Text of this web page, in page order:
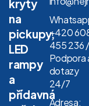
kryty
na
pickupy,
LED
rampy
a
přídavná
+420
455 236 /
Podpora
dotazy
24/7
Adresa: